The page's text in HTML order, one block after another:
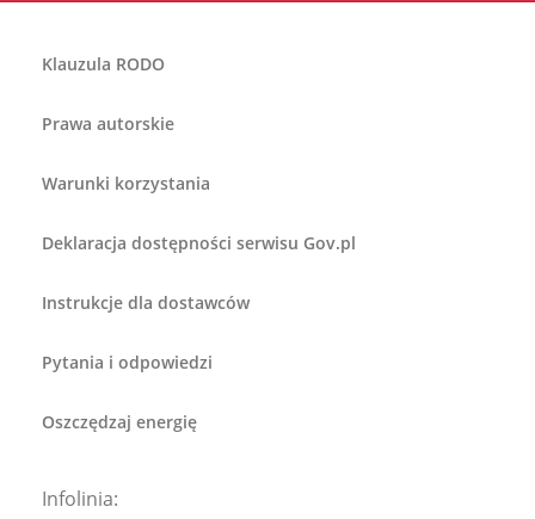
Klauzula RODO
Prawa autorskie
Warunki korzystania
Deklaracja dostępności serwisu Gov.pl
Instrukcje dla dostawców
Pytania i odpowiedzi
Oszczędzaj energię
Infolinia: